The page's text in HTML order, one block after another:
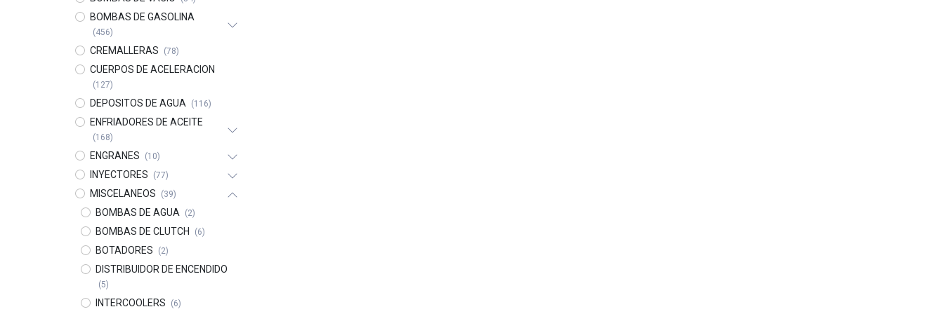
BOMBAS DE GASOLINA
(456)
CREMALLERAS (78)
CUERPOS DE ACELERACION
(127)
DEPOSITOS DE AGUA (116)
ENFRIADORES DE ACEITE
(168)
ENGRANES (10)
INYECTORES (77)
MISCELANEOS (39)
BOMBAS DE AGUA (2)
BOMBAS DE CLUTCH (6)
BOTADORES (2)
DISTRIBUIDOR DE ENCENDIDO
(5)
INTERCOOLERS (6)